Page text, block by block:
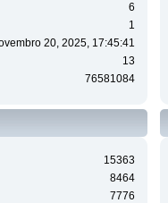
6
1
20, 2025, 17:45:41
13
76581084
15363
8464
7776